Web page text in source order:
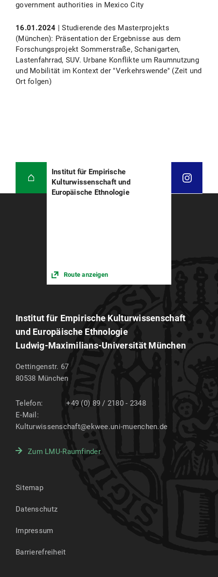
government authorities in Mexico City
16.01.2024 | Studierende des Masterprojekts
(München): Präsentation der Ergebnisse aus dem
Forschungsprojekt Sommerstraße, Schanigarten,
Lastenfahrrad, SUV. Urbane Konflikte um Raumnutzung
und Mobilität im Kontext der "Verkehrswende" (Zeit und
Ort folgen)
Institut für Empirische
Kulturwissenschaft und
Europäische Ethnologie
Route anzeigen
Institut für Empirische Kulturwissenschaft
und Europäische Ethnologie
Ludwig-Maximilians-Universität München
Oettingenstr. 67
80538 München
Telefon:
+49 (0) 89 / 2180 - 2348
E-Mail:
Kulturwissenschaft@ekwee.uni-muenchen.de
Zum LMU-Raumfinder
Sitemap
Datenschutz
Impressum
Barrierefreiheit